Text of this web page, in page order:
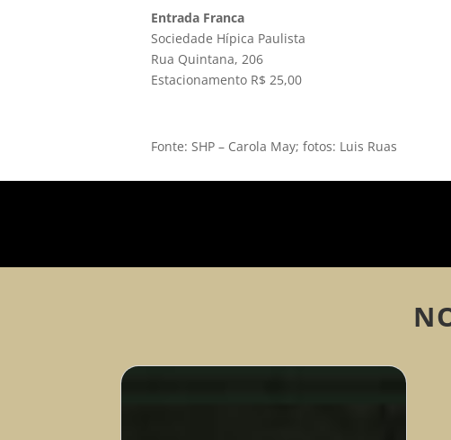
Entrada Franca
Sociedade Hípica Paulista
Rua Quintana, 206
Estacionamento R$ 25,00
Fonte: SHP – Carola May; fotos: Luis Ruas